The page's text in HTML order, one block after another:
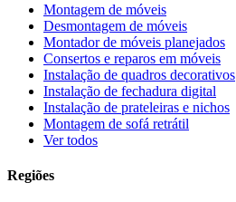
Montagem de móveis
Desmontagem de móveis
Montador de móveis planejados
Consertos e reparos em móveis
Instalação de quadros decorativos
Instalação de fechadura digital
Instalação de prateleiras e nichos
Montagem de sofá retrátil
Ver todos
Regiões